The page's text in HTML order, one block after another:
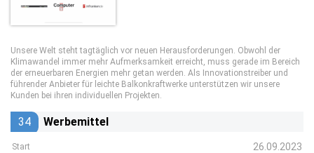
Unsere Welt steht tagtäglich vor neuen Herausforderungen. Obwohl der
Klimawandel immer mehr Aufmerksamkeit erreicht, muss gerade im Bereich
der erneuerbaren Energien mehr getan werden. Als Innovationstreiber und
führender Anbieter für leichte Balkonkraftwerke unterstützen wir unsere
Kunden bei ihren individuellen Projekten.
34 Werbemittel
Start 26.09.2023